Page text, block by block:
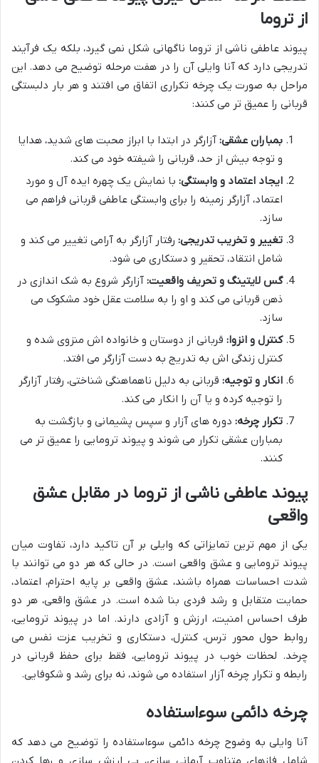
از تروما
پیوند عاطفی ناشی از تروما ناگهانی شکل نمی گیرد، بلکه یک فرآیند
تدریجی دارد که آنا وایلی آن را در هفت مرحله توضیح می دهد. این
مراحل به صورت یک چرخه تکراری اتفاق می افتند و هر بار دلبستگی
قربانی را عمیق تر می کنند:
بمباران عشقی: آزارگر در ابتدا با ابراز محبت های شدید، هدایا
و توجه بیش از حد، قربانی را شیفته خود می کند.
ایجاد اعتماد و وابستگی: با نمایش یک چهره ایده آل و مورد
اعتماد، آزارگر زمینه را برای وابستگی عاطفی قربانی فراهم می
سازد.
تغییر و تخریب تدریجی: رفتار آزارگر به آرامی تغییر می کند و
شامل انتقاد، تحقیر و دستکاری می شود.
گس لایتینگ و تحریف واقعیت: آزارگر شروع به شک اندازی در
ذهن قربانی می کند و او را به سلامت عقل خود مشکوک می
سازد.
کنترل و انزوا: قربانی از دوستان و خانواده اش منزوی شده و
کنترل زندگی اش به تدریج به دست آزارگر می افتد.
انکار و توجیه: قربانی به دلیل ناهماهنگی شناختی، رفتار آزارگر
را توجیه کرده و یا آن را انکار می کند.
تکرار چرخه: دوره های آزار و سپس پشیمانی و بازگشت به
بمباران عشقی تکرار می شوند و پیوند ترومایی را عمیق تر می
کنند.
پیوند عاطفی ناشی از تروما در مقابل عشق
واقعی
یکی از مهم ترین تمایزاتی که وایلی بر آن تاکید دارد، تفاوت میان
پیوند ترومایی و عشق واقعی است. در حالی که هر دو می توانند با
شدت احساسات همراه باشند، عشق واقعی بر پایه احترام، اعتماد،
حمایت متقابل و رشد فردی بنا شده است. در عشق واقعی، هر دو
طرف احساس امنیت، ارزش و آزادی دارند. اما در پیوند ترومایی،
روابط حول محور ترس، کنترل، دستکاری و تخریب عزت نفس می
چرخد. لحظات خوب در پیوند ترومایی، فقط برای حفظ قربانی در
رابطه و تکرار چرخه آزار استفاده می شوند، نه برای رشد و شکوفایی.
چرخه دائمی سوءاستفاده
آنا وایلی به وضوح چرخه دائمی سوءاستفاده را توضیح می دهد که